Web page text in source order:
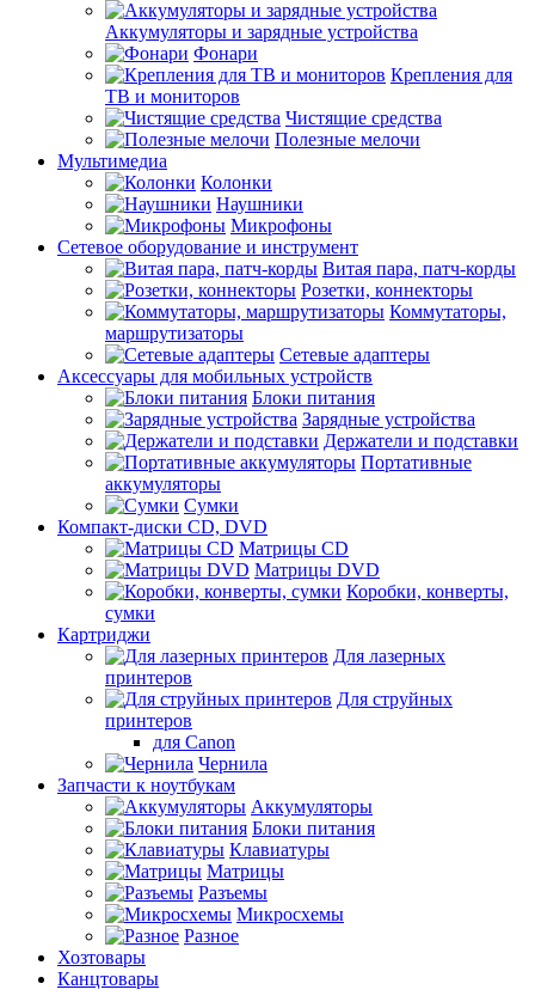
Аккумуляторы и зарядные устройства
Фонари
Крепления для
ТВ и мониторов
Чистящие средства
Полезные мелочи
Мультимедиа
Колонки
Наушники
Микрофоны
Сетевое оборудование и инструмент
Витая пара, патч-корды
Розетки, коннекторы
Коммутаторы,
маршрутизаторы
Сетевые адаптеры
Аксессуары для мобильных устройств
Блоки питания
Зарядные устройства
Держатели и подставки
Портативные
аккумуляторы
Сумки
Компакт-диски CD, DVD
Матрицы CD
Матрицы DVD
Коробки, конверты,
сумки
Картриджи
Для лазерных
принтеров
Для струйных
принтеров
для Canon
Чернила
Запчасти к ноутбукам
Аккумуляторы
Блоки питания
Клавиатуры
Матрицы
Разъемы
Микросхемы
Разное
Хозтовары
Канцтовары